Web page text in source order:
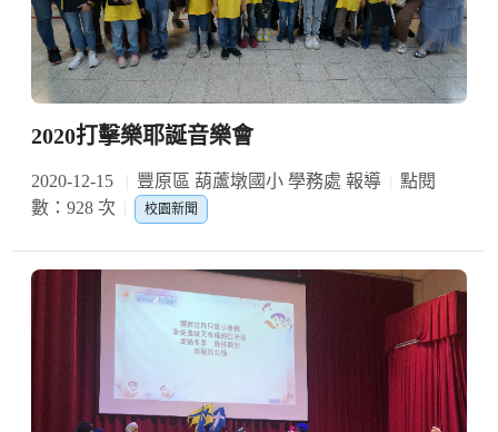
2020打擊樂耶誕音樂會
2020-12-15 豐原區 葫蘆墩國小 學務處 報導
點閱
數：928 次
校園新聞